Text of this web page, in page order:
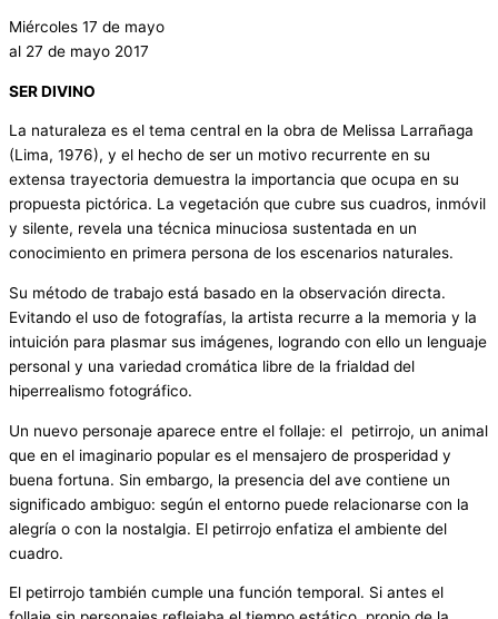
Miércoles 17 de mayo
al 27 de mayo 2017
SER DIVINO
La naturaleza es el tema central en la obra de Melissa Larrañaga
(Lima, 1976), y el hecho de ser un motivo recurrente en su
extensa trayectoria demuestra la importancia que ocupa en su
propuesta pictórica. La vegetación que cubre sus cuadros, inmóvil
y silente, revela una técnica minuciosa sustentada en un
conocimiento en primera persona de los escenarios naturales.
Su método de trabajo está basado en la observación directa.
Evitando el uso de fotografías, la artista recurre a la memoria y la
intuición para plasmar sus imágenes, logrando con ello un lenguaje
personal y una variedad cromática libre de la frialdad del
hiperrealismo fotográfico.
Un nuevo personaje aparece entre el follaje: el petirrojo, un animal
que en el imaginario popular es el mensajero de prosperidad y
buena fortuna. Sin embargo, la presencia del ave contiene un
significado ambiguo: según el entorno puede relacionarse con la
alegría o con la nostalgia. El petirrojo enfatiza el ambiente del
cuadro.
El petirrojo también cumple una función temporal. Si antes el